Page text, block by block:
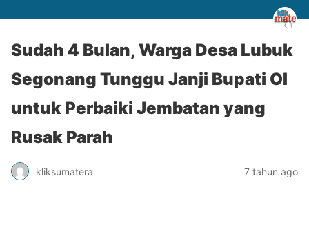
Sudah 4 Bulan, Warga Desa Lubuk
Segonang Tunggu Janji Bupati OI
untuk Perbaiki Jembatan yang
Rusak Parah
kliksumatera 7 tahun ago